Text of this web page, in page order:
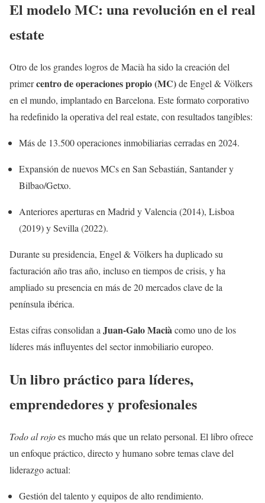
El modelo MC: una revolución en el real
estate
Otro de los grandes logros de Macià ha sido la creación del
primercentro de operaciones propio (MC)de Engel & Völkers
en el mundo, implantado en Barcelona. Este formato corporativo
ha redefinido la operativa del real estate, con resultados tangibles:
Más de 13.500 operaciones inmobiliarias cerradas en 2024.
Expansión de nuevos MCs en San Sebastián, Santander y
Bilbao/Getxo.
Anteriores aperturas en Madrid y Valencia (2014), Lisboa
(2019) y Sevilla (2022).
Durante su presidencia, Engel & Völkers ha duplicado su
facturación año tras año, incluso en tiempos de crisis, y ha
ampliado su presencia en más de 20 mercados clave de la
península ibérica.
Estas cifras consolidan aJuan-Galo Maciàcomo uno de los
líderes más influyentes del sector inmobiliario europeo.
Un libro práctico para líderes,
emprendedores y profesionales
Todo al rojoes mucho más que un relato personal. El libro ofrece
un enfoque práctico, directo y humano sobre temas clave del
liderazgo actual:
Gestión del talento y equipos de alto rendimiento.